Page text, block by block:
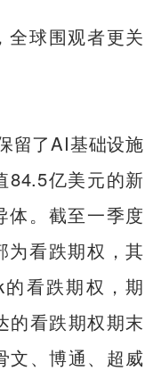
全球围观者更关
留了AI基础设施
84.5亿美元的新
体。截至一季度
为看跌期权，其
看跌期权，期
的看跌期权期末
文、博通、超威